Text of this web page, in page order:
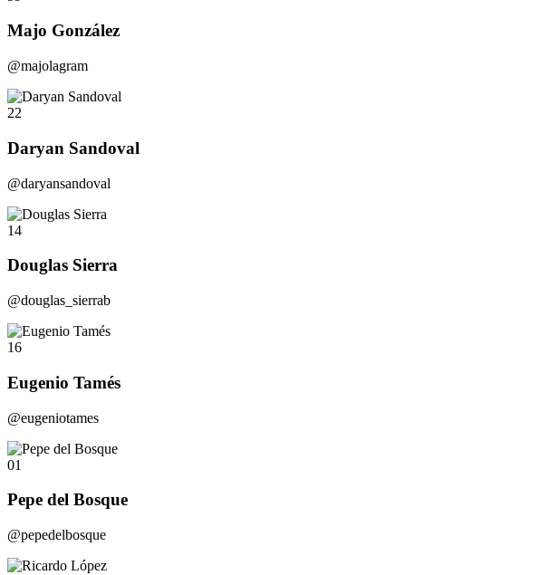
Majo González
@majolagram
22
Daryan Sandoval
@daryansandoval
14
Douglas Sierra
@douglas_sierrab
16
Eugenio Tamés
@eugeniotames
01
Pepe del Bosque
@pepedelbosque